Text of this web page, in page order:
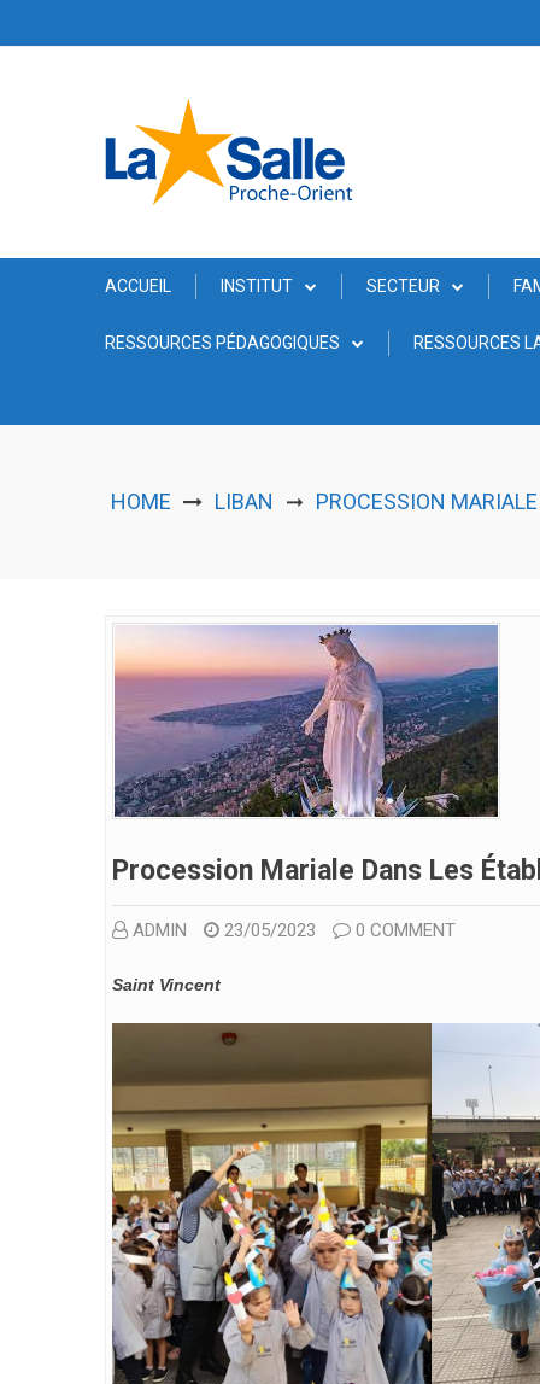
ACCUEIL INSTITUT SECTEUR
RESSOURCES PÉDAGOGIQUES RESSOURCES
HOME LIBAN ➞ PROCESSION
Procession Mariale Dans Les
ADMIN 23/05/2023 0 COMMENT
Saint Vincent